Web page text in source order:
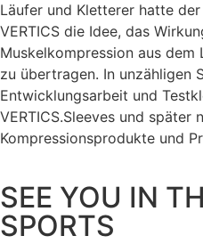
Läufer und Kletterer hatte
VERTICS die Idee, das
Muskelkompression aus
zu übertragen. In unzähligen
Entwicklungsarbeit und
VERTICS.Sleeves und später
Kompressionsprodukte und
SEE YOU IN
SPORTS